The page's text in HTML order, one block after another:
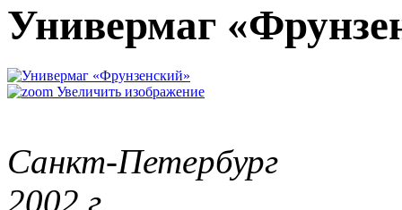
Универмаг
Увеличить изображение
Санкт-Петербург
2002 г.